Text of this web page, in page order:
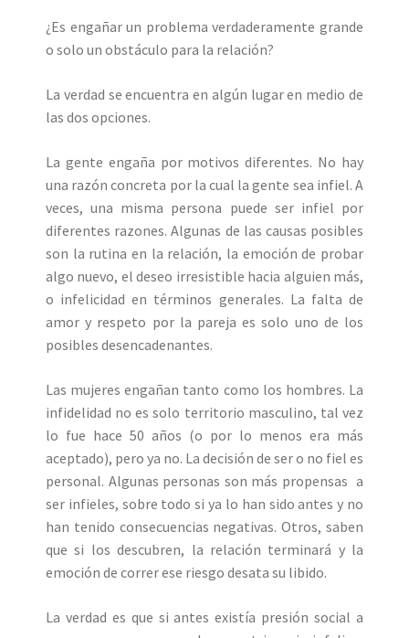
¿Es engañar un problema verdaderamente grande
o solo un obstáculo para la relación?
La verdad se encuentra en algún lugar en medio de
las dos opciones.
La gente engaña por motivos diferentes. No hay
una razón concreta por la cual la gente sea infiel. A
veces, una misma persona puede ser infiel por
diferentes razones. Algunas de las causas posibles
son la rutina en la relación, la emoción de probar
algo nuevo, el deseo irresistible hacia alguien más,
o infelicidad en términos generales. La falta de
amor y respeto por la pareja es solo uno de los
posibles desencadenantes.
Las mujeres engañan tanto como los hombres. La
infidelidad no es solo territorio masculino, tal vez
lo fue hace 50 años (o por lo menos era más
aceptado), pero ya no. La decisión de ser o no fiel es
personal. Algunas personas son más propensas a
ser infieles, sobre todo si ya lo han sido antes y no
han tenido consecuencias negativas. Otros, saben
que si los descubren, la relación terminará y la
emoción de correr ese riesgo desata su libido.
La verdad es que si antes existía presión social a